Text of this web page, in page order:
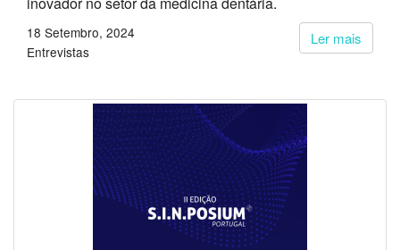
Ler mais
18 Setembro, 2024
Entrevistas